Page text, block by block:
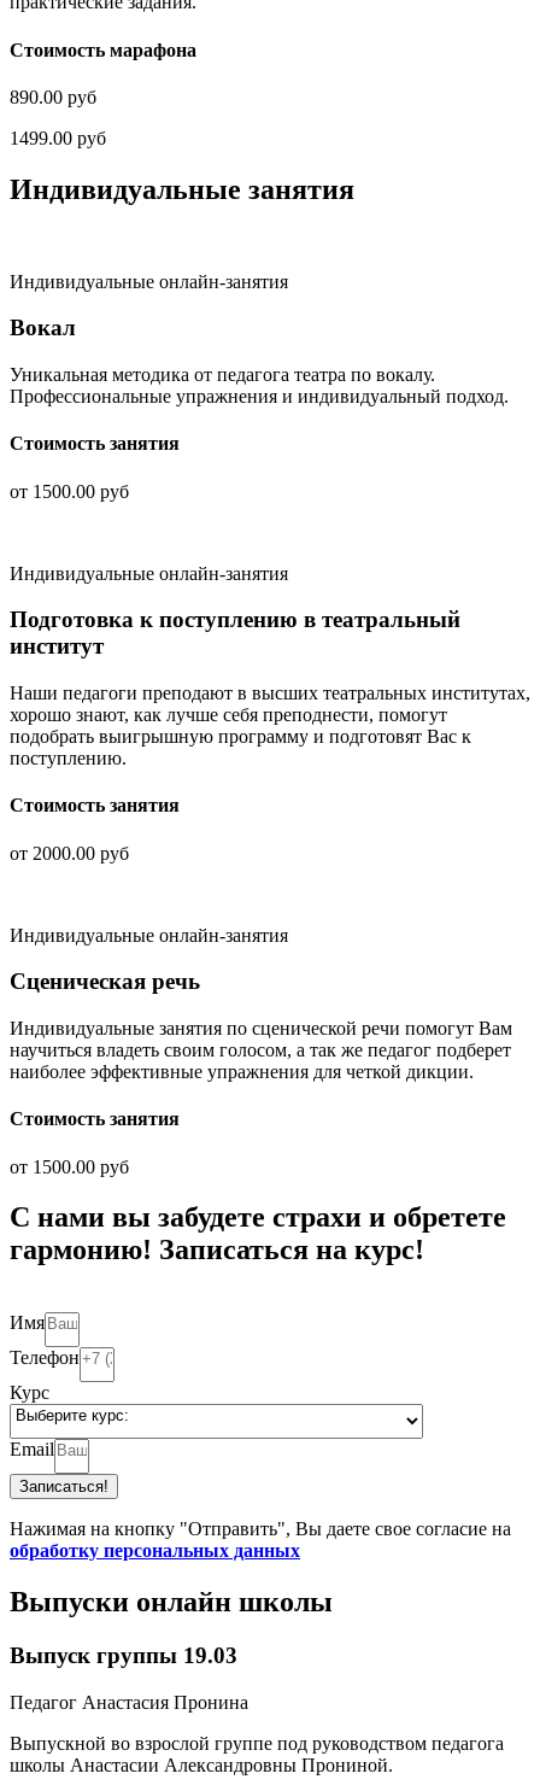
Стоимость марафона
890.00 руб
1499.00 руб
Индивидуальные занятия​
Индивидуальные онлайн-занятия
Вокал​
Уникальная методика от педагога театра по вокалу.
Профессиональные упражнения и индивидуальный подход.
Стоимость занятия
от 1500.00 руб
Индивидуальные онлайн-занятия
Подготовка к поступлению в театральный
институт
Наши педагоги преподают в высших театральных институтах,
хорошо знают, как лучше себя преподнести, помогут
подобрать выигрышную программу и подготовят Вас к
поступлению.
Стоимость занятия
от 2000.00 руб
Индивидуальные онлайн-занятия
Сценическая речь
Индивидуальные занятия по сценической речи помогут Вам
научиться владеть своим голосом, а так же педагог подберет
наиболее эффективные упражнения для четкой дикции.
Стоимость занятия
от 1500.00 руб
С нами вы забудете страхи и обретете
гармонию! Записаться на курс!
Имя
Телефон
Курс
Email
Записаться!
Нажимая на кнопку "Отправить", Вы даете свое согласие на
обработку персональных данных
Выпуски онлайн школы​
Выпуск группы 19.03
Педагог Анастасия Пронина
Выпускной во взрослой группе под руководством педагога
школы Анастасии Александровны Прониной.